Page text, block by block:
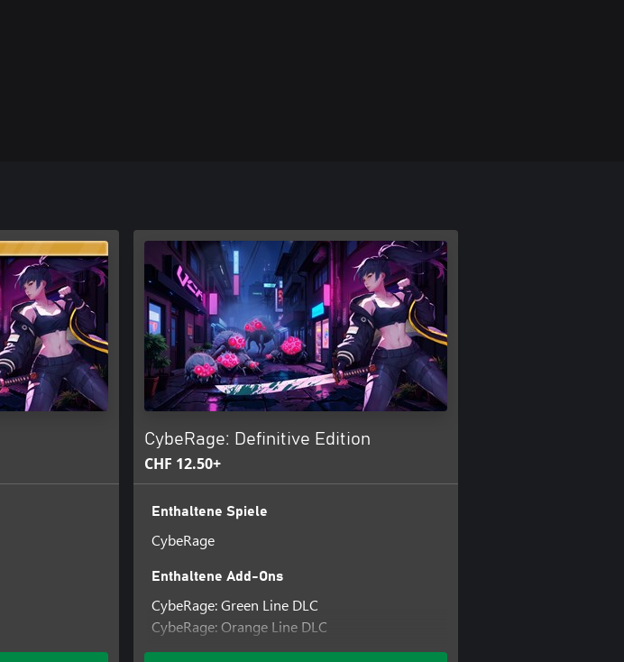
CybeRage: Definitive Edition
CHF 12.50+
Enthaltene Spiele
CybeRage
Enthaltene Add-Ons
CybeRage: Green Line DLC
CybeRage: Orange Line DLC
CybeRage: Red Line DLC